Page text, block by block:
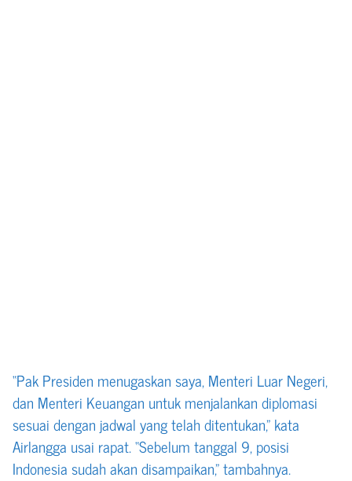
“Pak Presiden menugaskan saya, Menteri Luar Negeri,
dan Menteri Keuangan untuk menjalankan diplomasi
sesuai dengan jadwal yang telah ditentukan,” kata
Airlangga usai rapat. “Sebelum tanggal 9, posisi
Indonesia sudah akan disampaikan,” tambahnya.